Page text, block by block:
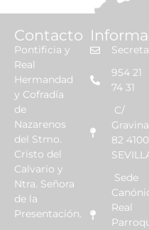
Contacto
Pontificia y
Real
Hermandad
y Cofradía
de
Nazarenos
del Stmo.
Cristo del
Calvario y
Ntra. Señora
de la
Presentación.
954 21
74 31
C/
Gravina
82
Sede
Real